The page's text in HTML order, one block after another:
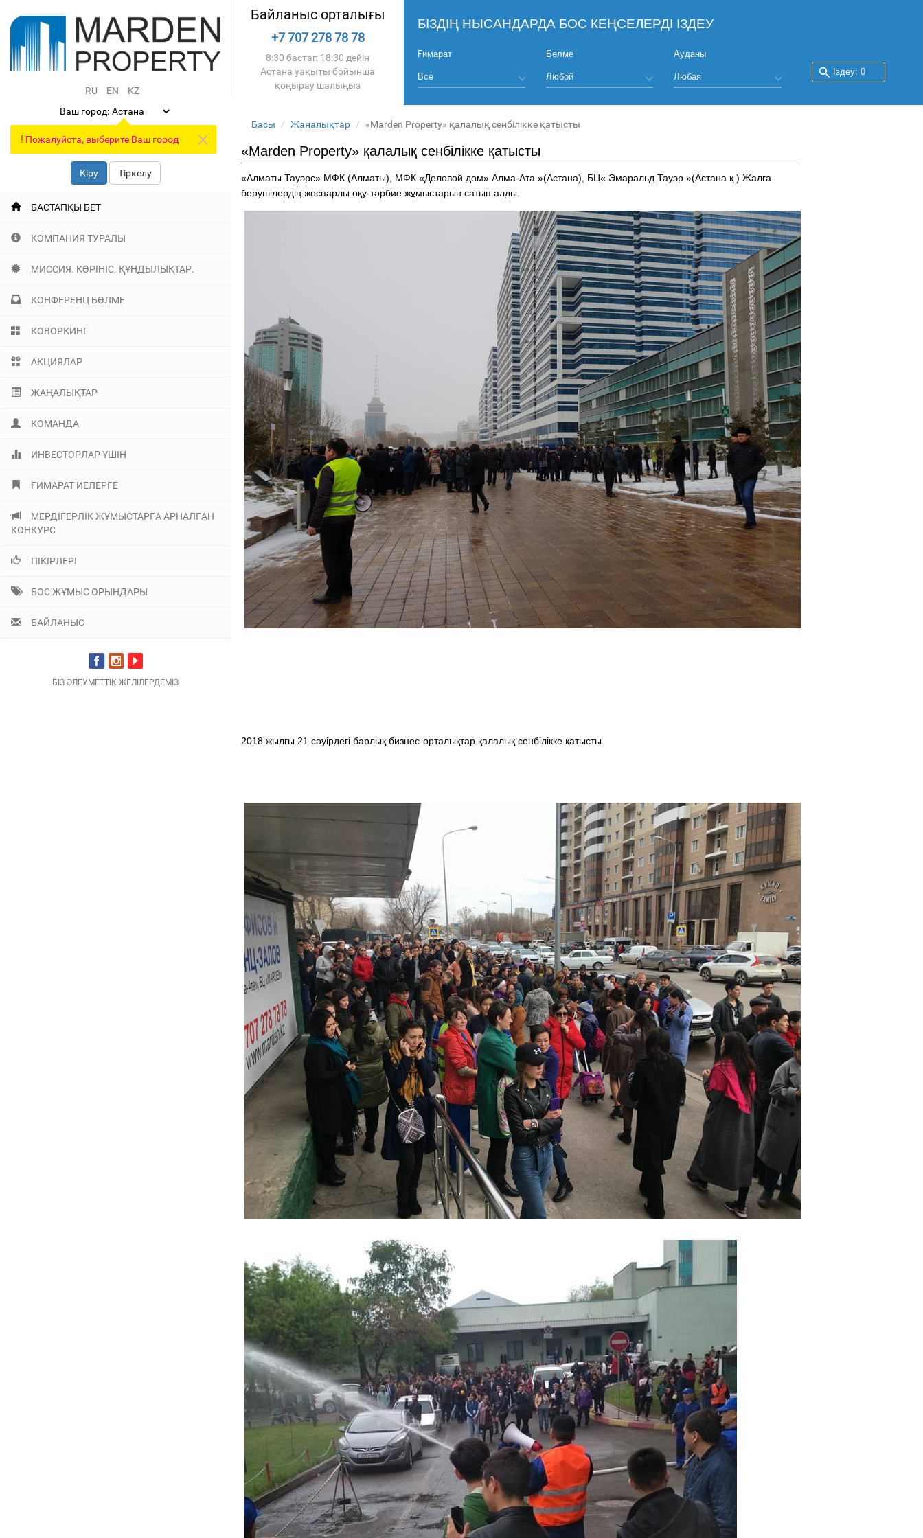
RU EN
KZ
Ваш город:
! Пожалуйста, выберите Ваш город
Кіру Тіркелу
БАСТАПҚЫ БЕТ
КОМПАНИЯ ТУРАЛЫ
МИССИЯ. КӨРІНІС. ҚҰНДЫЛЫҚТАР.
КОНФЕРЕНЦ БӨЛМЕ
КОВОРКИНГ
АКЦИЯЛАР
ЖАҢАЛЫҚТАР
КОМАНДА
ИНВЕСТОРЛАР ҮШІН
ҒИМАРАТ ИЕЛЕРГЕ
МЕРДІГЕРЛІК ЖҰМЫСТАРҒА АРНАЛҒАН
КОНКУРС
ПІКІРЛЕРІ
БОС ЖҰМЫС ОРЫНДАРЫ
БАЙЛАНЫС
БІЗ ӘЛЕУМЕТТІК ЖЕЛІЛЕРДЕМІЗ
Байланыс орталығы
+7 707 278 78 78
8:30 бастап 18:30 дейін
Астана уақыты бойынша
қоңырау шалыңыз
БІЗДІҢ НЫСАНДАРДА БОС КЕҢСЕЛЕРДІ ІЗДЕУ
Ғимарат Бөлме Ауданы
Басы Жаңалықтар «Мarden Property» қалалық сенбілікке қатысты
«Мarden Property» қалалық сенбілікке қатысты
«Алматы Тауэрс» МФК (Алматы), МФК «Деловой дом» Алма-Ата »(Астана), БЦ« Эмаральд Тауэр »(Астана қ.) Жалға
берушілердің жоспарлы оқу-тәрбие жұмыстарын сатып алды.
2018 жылғы 21 сәуірдегі барлық бизнес-орталықтар қалалық сенбілікке қатысты.